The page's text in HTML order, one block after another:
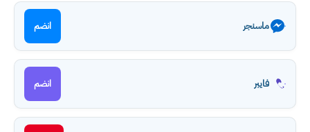
ماسنجر انضم
فايبر انضم